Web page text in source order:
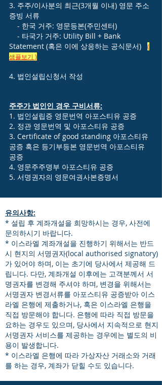
3. 주주/이사분의 최근(3개월 이내) 영문 주소
증빙 서류
- 한국 거주: 영문등본(주민센터)
- 타국가 거주: Utility Bill + Bank
Statement (혹은 이에 상응하는 공식문서) (
샘플보기 )
4. 법인설립신청서 작성
주주가 법인인 경우 구비서류:
1. 법인설립증 영문번역 아포스티유 공증
2. 정관 영문번역 및 아포스티유 공증
3. Certificate of good standing 아포스티유
공증 혹은 등기부등본 영문번역 아포스티유
공증
4. 영문주주명부 아포스티유 공증
5. 서명권자의 영문여권사본증명서
유의사항:
​* 설립 후 계좌개설을 희망하시는 경우, 사전에
문의하시기 바랍니다.
* 이스라엘 계좌개설을 진행하기 위해서는 반드
시 현지의 서명권자(local authorised signatory)
가 있어야 하며, 이는 초기에 당사에서 제공해 드
립니다. 다만, 계좌개설 이후에는 고객분께서 서
명권자를 변경해 주셔야 하며, 변경을 위해서는
서명권자 변경서류를 아포스티유 공증받아 이스
라엘 은행에 제출하거나, 혹은 이스라엘 은행을
직접 방문해야 합니다. 은행에 따라 직접 방문을
요하는 경우도 있으며, 당사에서 지속적으로 현지
서명권자 서비스를 제공하는 경우에는 별도의 비
용이 발생합니다.
* 이스라엘 은행에 따라 가상자산 거래소와 거래
를 하는 경우, 계좌가 닫힐 수도 있습니다.